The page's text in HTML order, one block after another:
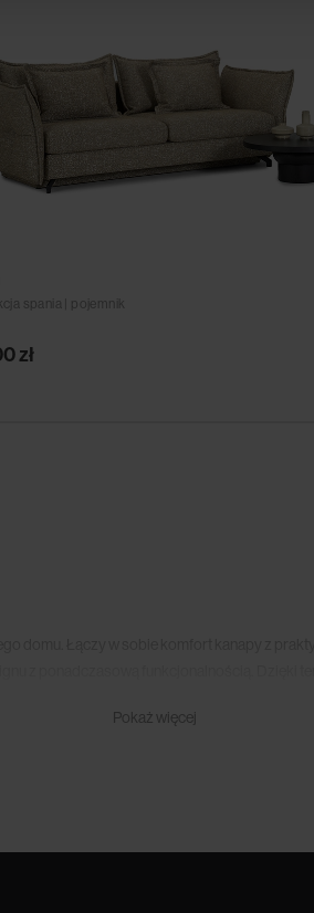
spania | pojemnik
zł
się bowiem w przestronne miejsce do snu.
Pokaż więcej